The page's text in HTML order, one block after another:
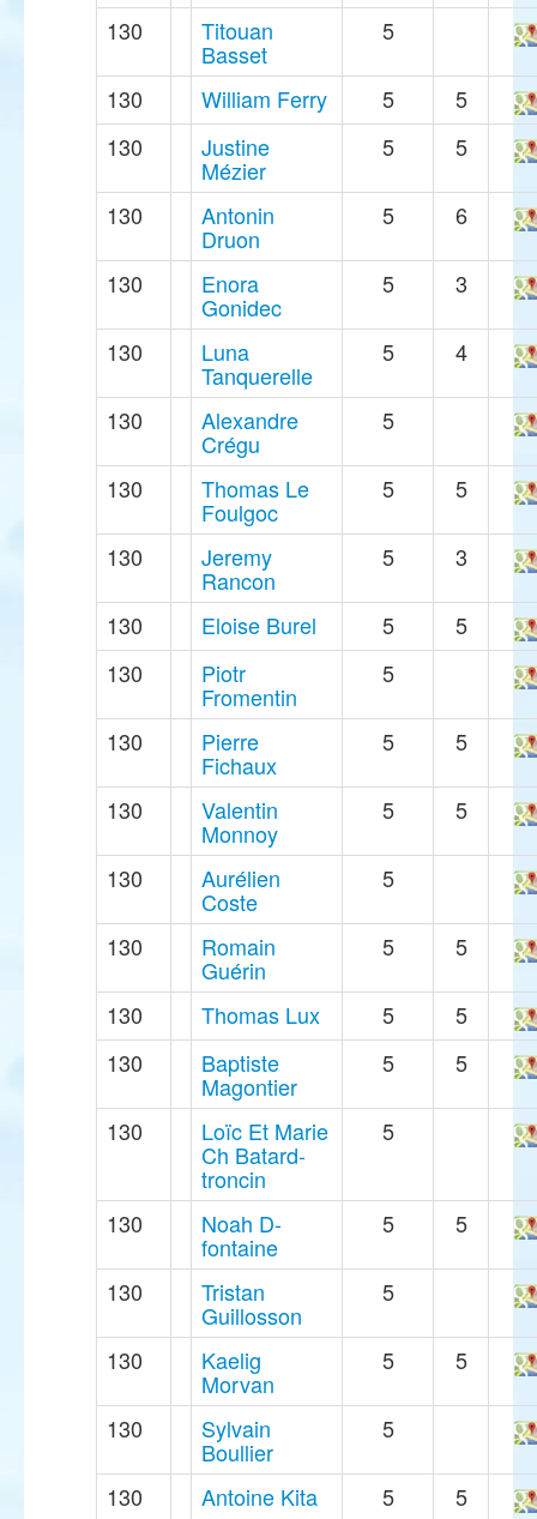
130
Titouan
Basset
5
130 William Ferry 5
5
130
Justine
Mézier
5 5
130 Antonin
Druon
5 6
130 Enora
Gonidec
5 3
130 Luna
Tanquerelle
5 4
130 Alexandre
Crégu
5
130 Thomas Le
Foulgoc
5 5
130 Jeremy
Rancon
5 3
130 Eloise Burel 5
5
130
Piotr
Fromentin
5
130 Pierre
Fichaux
5 5
130 Valentin
Monnoy
5 5
130 Aurélien
Coste
5
130 Romain
Guérin
5 5
130 Thomas Lux 5
5
130
Baptiste
Magontier
5 5
130 Loïc Et Marie
Ch Batard-
troncin
5
130 Noah D-
fontaine
5 5
130 Tristan
Guillosson
5
130 Kaelig
Morvan
5 5
130 Sylvain
Boullier
5
130 Antoine Kita 5
5